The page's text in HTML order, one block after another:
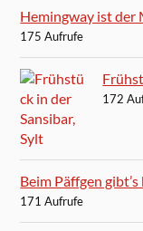
Hemingway ist der
175 Aufrufe
172
Beim Päffgen
171 Aufrufe